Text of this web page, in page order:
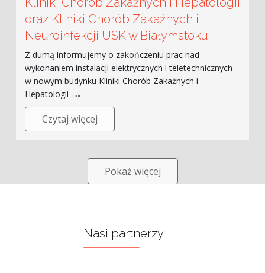
oraz Kliniki Chorób Zakaźnych i
Neuroinfekcji USK w Białymstoku
Z dumą informujemy o zakończeniu prac nad
wykonaniem instalacji elektrycznych i teletechnicznych
w nowym budynku Kliniki Chorób Zakaźnych i
Hepatologii
Czytaj więcej
Pokaż więcej
Nasi partnerzy